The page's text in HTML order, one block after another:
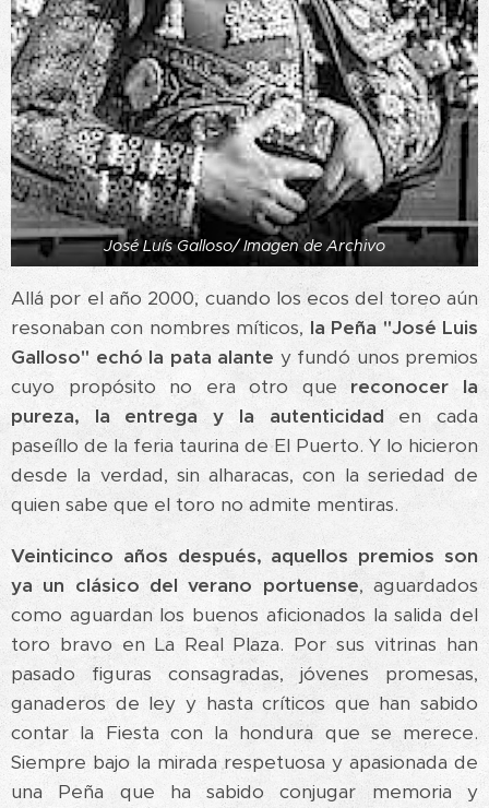
José Luís Galloso/ Imagen de Archivo
Allá por el año 2000, cuando los ecos del toreo aún
resonaban con nombres míticos, la Peña "José Luis
Galloso" echó la pata alante y fundó unos premios
cuyo propósito no era otro quereconocer la
pureza, la entrega y la autenticidaden cada
paseíllo de la feria taurina de El Puerto. Y lo hicieron
desde la verdad, sin alharacas, con la seriedad de
quien sabe que el toro no admite mentiras.
Veinticinco años después, aquellos premios son
ya un clásico del verano portuense, aguardados
como aguardan los buenos aficionados la salida del
toro bravo en La Real Plaza. Por sus vitrinas han
pasado figuras consagradas, jóvenes promesas,
ganaderos de ley y hasta críticos que han sabido
contar la Fiesta con la hondura que se merece.
Siempre bajo la mirada respetuosa y apasionada de
una Peña que ha sabido conjugar memoria y